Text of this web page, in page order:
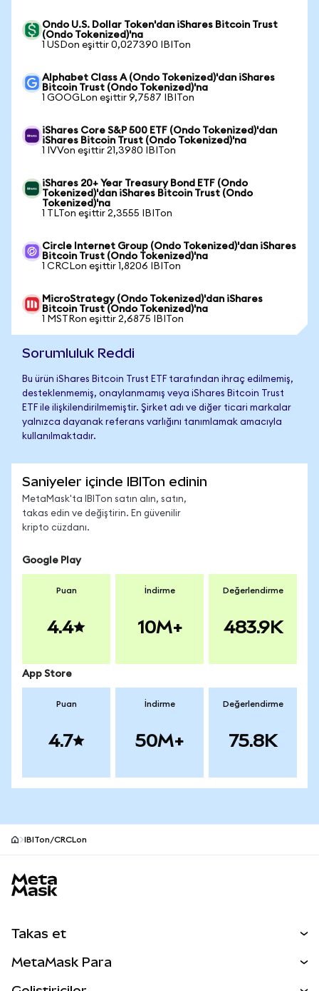
Ondo U.S. Dollar Token'dan iShares Bitcoin Trust
(Ondo Tokenized)'na
1 USDon eşittir 0,027390 IBITon
Alphabet Class A (Ondo Tokenized)'dan iShares
Bitcoin Trust (Ondo Tokenized)'na
1 GOOGLon eşittir 9,7587 IBITon
iShares Core S&P 500 ETF (Ondo Tokenized)'dan
iShares Bitcoin Trust (Ondo Tokenized)'na
1 IVVon eşittir 21,3980 IBITon
iShares 20+ Year Treasury Bond ETF (Ondo
Tokenized)'dan iShares Bitcoin Trust (Ondo
Tokenized)'na
1 TLTon eşittir 2,3555 IBITon
Circle Internet Group (Ondo Tokenized)'dan iShares
Bitcoin Trust (Ondo Tokenized)'na
1 CRCLon eşittir 1,8206 IBITon
MicroStrategy (Ondo Tokenized)'dan iShares
Bitcoin Trust (Ondo Tokenized)'na
1 MSTRon eşittir 2,6875 IBITon
Sorumluluk Reddi
Bu ürün iShares Bitcoin Trust ETF tarafından ihraç edilmemiş,
desteklenmemiş, onaylanmamış veya iShares Bitcoin Trust
ETF ile ilişkilendirilmemiştir. Şirket adı ve diğer ticari markalar
yalnızca dayanak referans varlığını tanımlamak amacıyla
kullanılmaktadır.
Saniyeler içinde IBITon edinin
MetaMask'ta IBITon satın alın, satın,
takas edin ve değiştirin. En güvenilir
kripto cüzdanı.
Google Play
Puan
4.4
İndirme
10M+
Değerlendirme
483.9K
App Store
Puan
4.7
İndirme
50M+
Değerlendirme
75.8K
IBITon/CRCLon
Takas et
MetaMask Para